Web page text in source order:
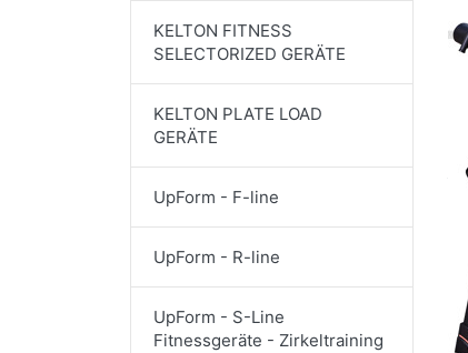
KELTON FITNESS
SELECTORIZED GERÄTE
KELTON PLATE LOAD
GERÄTE
UpForm - F-line
UpForm - R-line
UpForm - S-Line
Fitnessgeräte - Zirkeltraining